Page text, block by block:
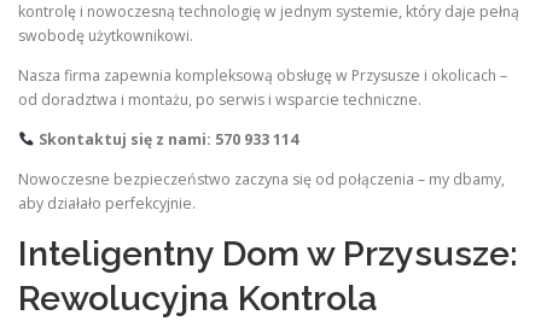
kontrolę i nowoczesną technologię w jednym systemie, który daje pełną
swobodę użytkownikowi.
Nasza firma zapewnia kompleksową obsługę w Przysusze i okolicach –
od doradztwa i montażu, po serwis i wsparcie techniczne.
Skontaktuj się z nami: 570 933 114
Nowoczesne bezpieczeństwo zaczyna się od połączenia – my dbamy,
aby działało perfekcyjnie.
Inteligentny Dom w Przysusze:
Rewolucyjna Kontrola